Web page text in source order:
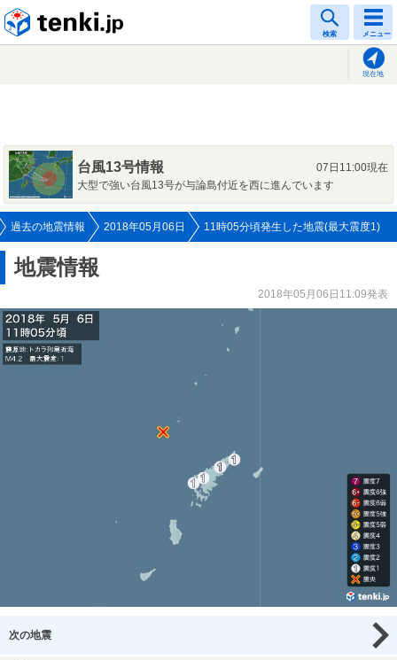
検索 メニュー
現在地
台風13号情報
07日11:00現在
大型で強い台風13号が与論島付近を西に進んでいます
過去の地震情報 2018年05月06日 11時05分頃発生した地震(最大震度1)
地震情報
2018年05月06日11:09発表
次の地震